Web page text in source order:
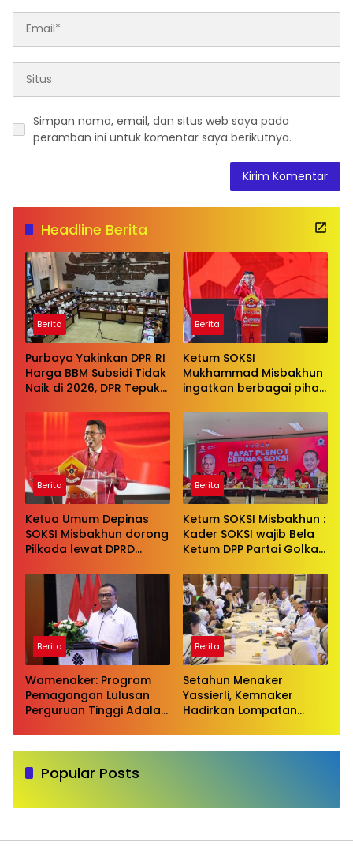
Simpan nama, email, dan situs web saya pada
peramban ini untuk komentar saya berikutnya.
Headline Berita
Berita
Purbaya Yakinkan DPR RI
Harga BBM Subsidi Tidak
Naik di 2026, DPR Tepuk
Berita
Ketum SOKSI
Mukhammad Misbakhun
ingatkan berbagai pihak
serangan bersifat
pribadi kepada Ketua
Golkar Bahlil Lahadalia
Berita
Ketua Umum Depinas
SOKSI Misbakhun dorong
Pilkada lewat DPRD
pilkada langsung
Berita
Ketum SOKSI Misbakhun :
Kader SOKSI wajib Bela
Ketum DPP Partai Golkar
Publik
Berita
Wamenaker: Program
Pemagangan Lulusan
Perguruan Tinggi Adalah
Berita
Setahun Menaker
Yassierli, Kemnaker
Hadirkan Lompatan
Popular Posts